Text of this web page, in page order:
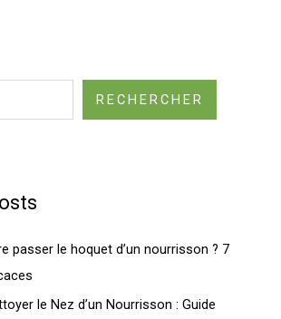
RECHERCHER
passer le hoquet d’un nourrisson ? 7
le Nez d’un Nourrisson : Guide